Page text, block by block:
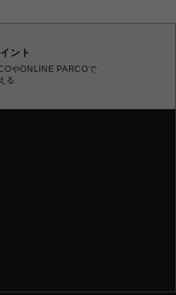
ント
やONLINE PARCOで
る